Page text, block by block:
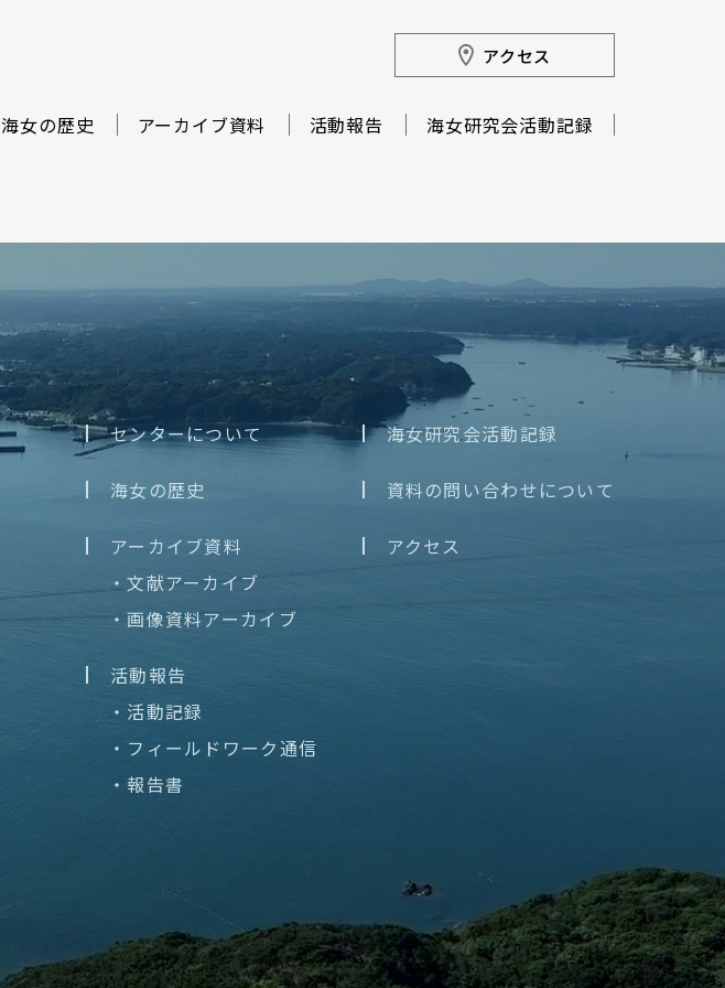
アクセス
海女の歴史 アーカイブ資料 活動報告 海女研究会活動記録
センターについて
海女の歴史
アーカイブ資料
・文献アーカイブ
・画像資料アーカイブ
活動報告
・活動記録
・フィールドワーク通信
・報告書
海女研究会活動記録
資料の問い合わせについて
アクセス